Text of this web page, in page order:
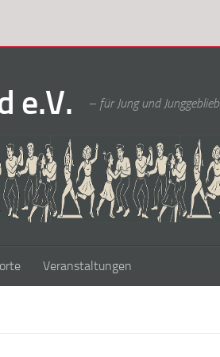
e.V. – für Jung und
Veranstaltungen